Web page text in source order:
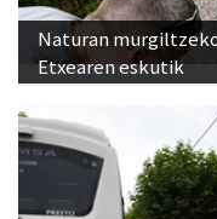
Naturan
Etxearen eskutik